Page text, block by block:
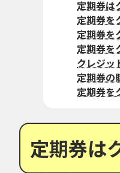
定期券は
定期券を
定期券を
定期券を
クレジッ
定期券の
定期券を
定期券は